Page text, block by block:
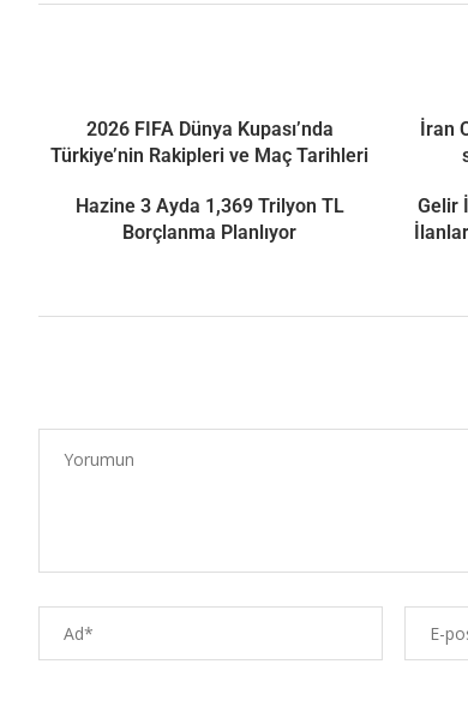
2026 FIFA Dünya Kupası’nda
Türkiye’nin Rakipleri ve Maç Tarihleri
İran
Hazine 3 Ayda 1,369 Trilyon TL
Borçlanma Planlıyor
Gelir